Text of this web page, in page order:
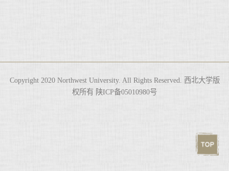
Copyright 2020 Northwest University. All Rights Reserved. 西北大学版
权所有 陕ICP备05010980号